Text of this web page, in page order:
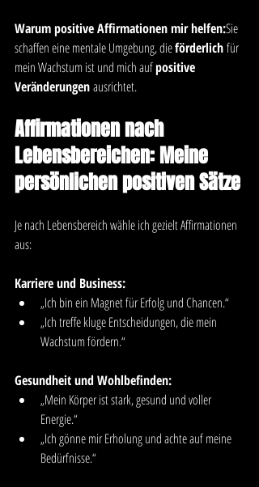
Warum positive Affirmationen mir helfen:Sie
schaffen eine mentale Umgebung, die förderlich für
mein Wachstum ist und mich auf positive
Veränderungen ausrichtet.
Affirmationen nach
Lebensbereichen: Meine
persönlichen positiven Sätze
Je nach Lebensbereich wähle ich gezielt Affirmationen
aus:
Karriere und Business:
„Ich bin ein Magnet für Erfolg und Chancen.“
„Ich treffe kluge Entscheidungen, die mein
Wachstum fördern.“
Gesundheit und Wohlbefinden:
„Mein Körper ist stark, gesund und voller
Energie.“
„Ich gönne mir Erholung und achte auf meine
Bedürfnisse.“